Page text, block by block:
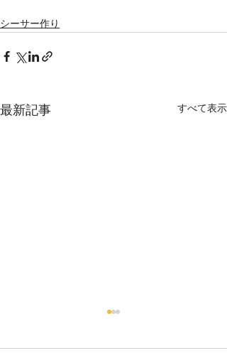
シーサー作り
最新記事 すべて表示